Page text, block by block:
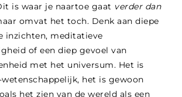
is waar je naartoe gaat verder dan
omvat het toch. Denk aan diepe
inzichten, meditatieve
of een diep gevoel van
met het universum. Het is
het is gewoon
het zien van de wereld als een